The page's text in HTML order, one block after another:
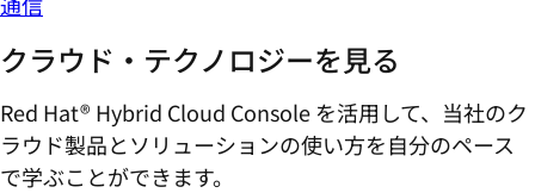
クラウド・テクノロジーを見る
Red Hat® Hybrid Cloud Console を活用して、当社のク
ラウド製品とソリューションの使い方を自分のペース
で学ぶことができます。